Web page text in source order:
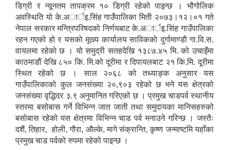
डिग्री र न्यूनतम तापक्रम १० डिग्री रहेको पाइन्छ । भौगोलिक
अवस्थिति यो के.अार्इ.सिंह गाउँपालिका मिती २०७३।१२।०१ गते
नेपाल सरकार मन्त्रिपरिषदको निर्णयबाट के.अार्इ.सिंह गाउँपालिका
रहन गएको हो र यसकाे मूख्य कार्यालय साविककाे दुर्गामाण्डाै गा.वि.स.
वायलमा रहेकाे छ । यो समुद्री सतहदेखि १३८७.४५ मि. को उचाइँमा
काठमाडौं देखि ८५० कि. मि.को दूरीमा र दिपायलबाट २१ कि.मि. दूरीमा
स्थित रहेको छ । साल २०६८ को तथ्याङ्क अनुसार यस
गाउँपालिकाको कुल जनसंख्या २०,९०३ रहेको छ भने यस क्षेत्रको
जनसंख्या वृद्धिदर ३.९ अनुमानित गरिएको छ । प्रमुख चाडपर्व स्थानीय
स्तरमा बसोबास गर्ने विभिन्न जात जाती तथा समुदायका मानिसहरुको
बसोबास रहेको यस क्षेत्रमा विभिन्न चाड पर्व मनाउने गरिन्छ । जस्तैः
दशैं, तिहार, होली, गौरा, औल्के, मागे संक्रान्ति, कृष्ण जन्माष्टमि यहाँका
प्रमुख चाड पर्वको रुपमा रहेको पाइन्छ ।